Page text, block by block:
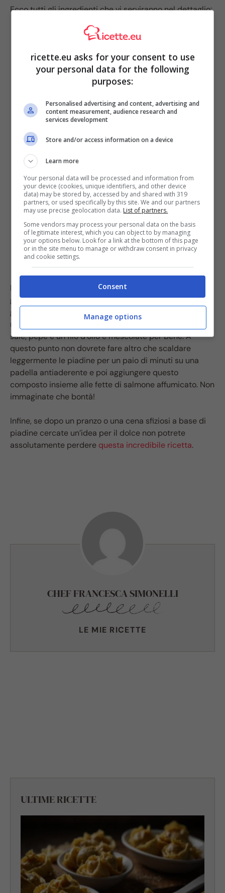
Ecco tutti gli ingredienti che vi serviranno nel dettaglio:
150 g di yogurt greco
50 g di insalata verde e rucola
pepe
scorza di limone grattugiata
Il primo passo da fare è quello di tritare l’aglio e
grattugiare la scorza del limone. Tritate
grossolanamente anche la rucola e l’insalata e
mescolate tutto con lo yogurt greco. Aggiungete anche
sale, pepe e un filo d’olio e mescolate per bene. A
questo punto non dovrete fare altro che scaldare
leggermente le piadine per un paio di minuti su una
padella antiaderente e poi aggiungere questo
composto insieme alle fette di salmone affumicato. Non
immaginate che bontà!
Infine, se dopo un pranzo o una cena sfiziosi a base di
piadine cercate un’idea per il dolce non potrete
assolutamente perdere questa incredibile ricetta.
CHEF FRANCESCA SIMONELLI
LE MIE RICETTE
ULTIME RICETTE
ricette.eu asks for your consent to use
your personal data for the following
purposes:
Personalised advertising and content, advertising and
content measurement, audience research and
services development
Store and/or access information on a device
Learn more
Your personal data will be processed and information from
your device (cookies, unique identifiers, and other device
data) may be stored by, accessed by and shared with 319
partners, or used specifically by this site. We and our partners
may use precise geolocation data. List of partners.
Some vendors may process your personal data on the basis
of legitimate interest, which you can object to by managing
your options below. Look for a link at the bottom of this page
or in the site menu to manage or withdraw consent in privacy
and cookie settings.
Consent
Manage options